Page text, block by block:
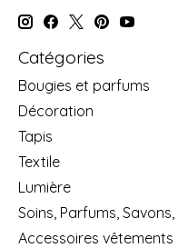
Catégories
Bougies et parfums
Décoration
Tapis
Textile
Lumière
Soins, Parfums,
Accessoires vêtements